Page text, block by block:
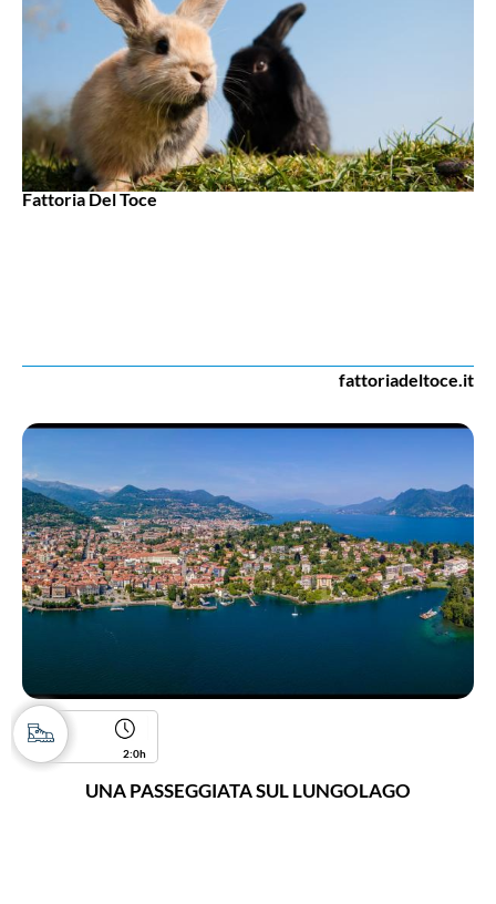
Fattoria Del Toce
fattoriadeltoce.it
2:0h
UNA PASSEGGIATA SUL LUNGOLAGO